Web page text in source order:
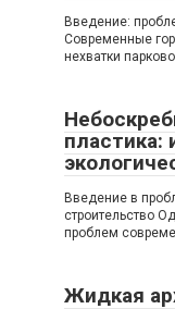
Введение:
Современные
нехватки
пластика:
Введение в
строительство
проблем
Жидкая